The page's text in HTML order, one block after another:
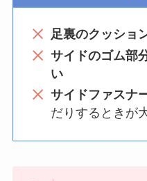
足裏のクッショ
サイドのゴム部
い
サイドファスナ
だりするときが